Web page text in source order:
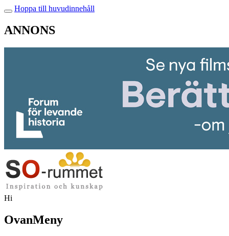
Hoppa till huvudinnehåll
ANNONS
Hi
OvanMeny